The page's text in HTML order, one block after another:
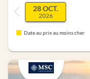
28 OCT.
2026
Date au prix au moins cher